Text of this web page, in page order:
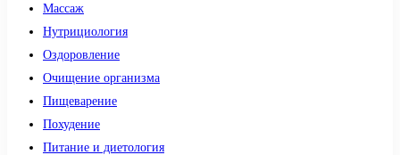
Массаж
Нутрициология
Оздоровление
Очищение организма
Пищеварение
Похудение
Питание и диетология